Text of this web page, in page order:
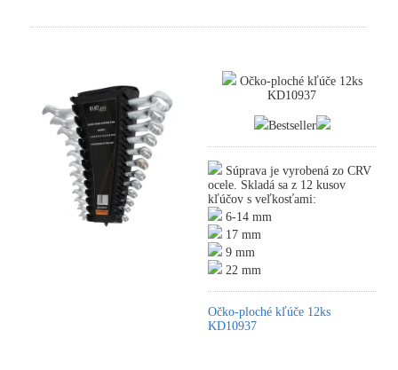
Očko-ploché kľúče 12ks
KD10937
Bestseller
Súprava je vyrobená zo CRV
ocele. Skladá sa z 12 kusov
kľúčov s veľkosťami:
6-14 mm
17 mm
9 mm
22 mm
Očko-ploché kľúče 12ks
KD10937